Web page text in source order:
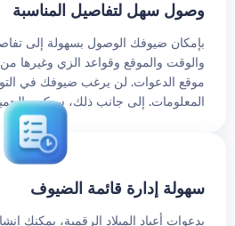
وصول سهل لتفاصيل المناسبة
بإمكان ضيوفك الوصول بسهولة إلى
والوقت والموقع وقواعد الزي وغيرها
موقع الدعوات. لن يرغب ضيوفك في
المعلومات. إلى جانب ذلك، سيكون
سهولة إدارة قائمة الضيوف
بدعوات أعياد الميلاد الرقمية، يمكنك